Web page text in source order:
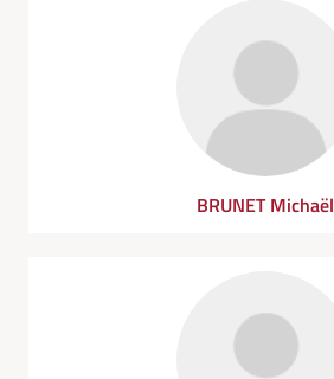
BRUNET Michaël